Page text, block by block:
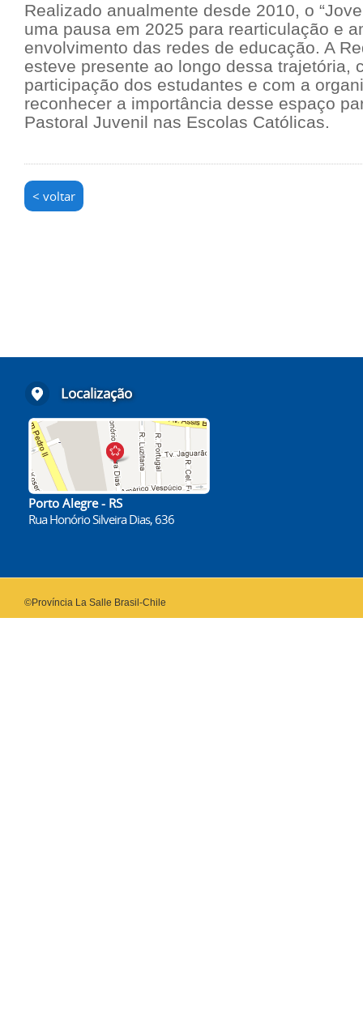
Realizado anualmente desde 2010, o
uma pausa em 2025 para rearticulação e
envolvimento das redes de educação. A
esteve presente ao longo dessa trajetória,
participação dos estudantes e com a
reconhecer a importância desse espaço
Pastoral Juvenil nas Escolas Católicas.
< voltar
Localização
Porto Alegre - RS
Rua Honório Silveira Dias, 636
©Província La Salle Brasil-Chile